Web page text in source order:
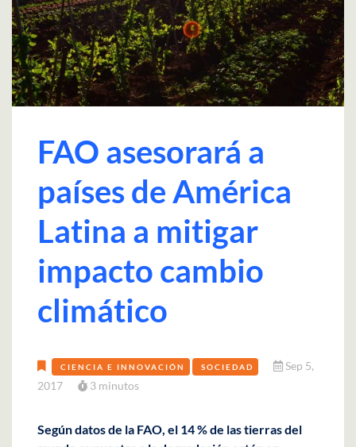
FAO asesorará a
países de América
Latina a mitigar
impacto cambio
climático
CIENCIA E INNOVACIÓN SOCIEDAD
Sep 5,
2017
3 minutos
Según datos de la FAO, el 14 % de las tierras del